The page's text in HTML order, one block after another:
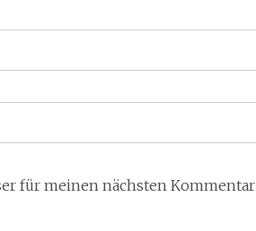
für meinen nächsten Kommentar